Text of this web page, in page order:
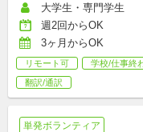
大学生・専門学生
週2回からOK
3ヶ月からOK
リモート可 学校/仕事終
翻訳/通訳
単発ボランティア